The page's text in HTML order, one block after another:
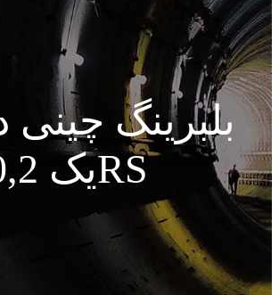
بلبرینگ چینی
یک 6410,2RS